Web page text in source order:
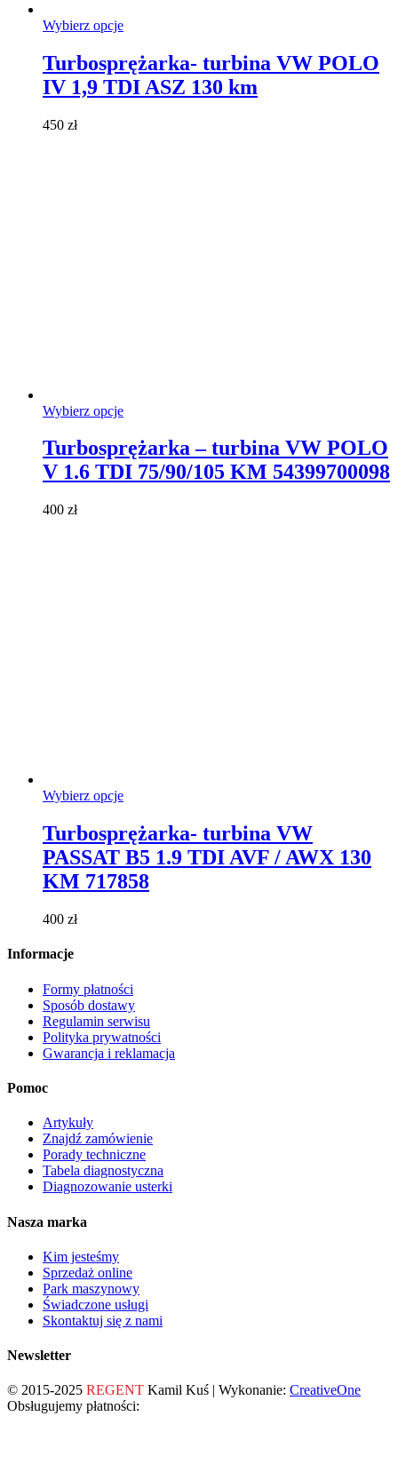
Wybierz opcjeTen
wiele
wariantów.
Turbosprężarka- turbina VW POLO
IV 1,9 TDI ASZ 130 km
450 zł
Wybierz opcjeTen
ma
wiele
wariantów.
Turbosprężarka – turbina VW POLO
V 1.6 TDI 75/90/105 KM 54399700098
400 zł
Wybierz opcjeTen
wiele
wariantów.
Opcje
można
Turbosprężarka- turbina VW
PASSAT B5 1.9 TDI AVF / AWX 130
KM 717858
400 zł
Informacje
Formy płatności
Sposób dostawy
Regulamin serwisu
Polityka prywatności
Gwarancja i reklamacja
Pomoc
Artykuły
Znajdź zamówienie
Porady techniczne
Tabela diagnostyczna
Diagnozowanie usterki
Nasza marka
Kim jesteśmy
Sprzedaż online
Park maszynowy
Świadczone usługi
Skontaktuj się z nami
Newsletter
© 2015-2025 REGENT Kamil Kuś | Wykonanie: CreativeOne
Obsługujemy płatności: